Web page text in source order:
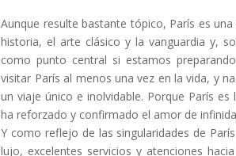
Aunque resulte bastante tópico, París es
historia, el arte clásico y la vanguardia y,
como punto central si estamos
visitar París al menos una vez en la vida, y
un viaje único e inolvidable. Porque París
ha reforzado y confirmado el amor de
Y como reflejo de las singularidades de
lujo, excelentes servicios y atenciones